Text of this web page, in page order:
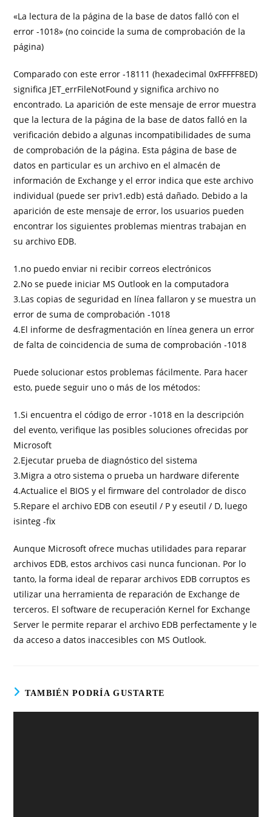
«La lectura de la página de la base de datos falló con el
error -1018» (no coincide la suma de comprobación de la
página)
Comparado con este error -18111 (hexadecimal 0xFFFFF8ED)
significa JET_errFileNotFound y significa archivo no
encontrado. La aparición de este mensaje de error muestra
que la lectura de la página de la base de datos falló en la
verificación debido a algunas incompatibilidades de suma
de comprobación de la página. Esta página de base de
datos en particular es un archivo en el almacén de
información de Exchange y el error indica que este archivo
individual (puede ser priv1.edb) está dañado. Debido a la
aparición de este mensaje de error, los usuarios pueden
encontrar los siguientes problemas mientras trabajan en
su archivo EDB.
1.no puedo enviar ni recibir correos electrónicos
2.No se puede iniciar MS Outlook en la computadora
3.Las copias de seguridad en línea fallaron y se muestra un
error de suma de comprobación -1018
4.El informe de desfragmentación en línea genera un error
de falta de coincidencia de suma de comprobación -1018
Puede solucionar estos problemas fácilmente. Para hacer
esto, puede seguir uno o más de los métodos:
1.Si encuentra el código de error -1018 en la descripción
del evento, verifique las posibles soluciones ofrecidas por
Microsoft
2.Ejecutar prueba de diagnóstico del sistema
3.Migra a otro sistema o prueba un hardware diferente
4.Actualice el BIOS y el firmware del controlador de disco
5.Repare el archivo EDB con eseutil / P y eseutil / D, luego
isinteg -fix
Aunque Microsoft ofrece muchas utilidades para reparar
archivos EDB, estos archivos casi nunca funcionan. Por lo
tanto, la forma ideal de reparar archivos EDB corruptos es
utilizar una herramienta de reparación de Exchange de
terceros. El software de recuperación Kernel for Exchange
Server le permite reparar el archivo EDB perfectamente y le
da acceso a datos inaccesibles con MS Outlook.
TAMBIÉN PODRÍA GUSTARTE